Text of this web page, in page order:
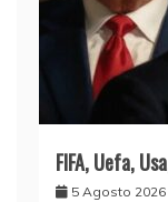
FIFA, Uefa,
5 Agosto 2026